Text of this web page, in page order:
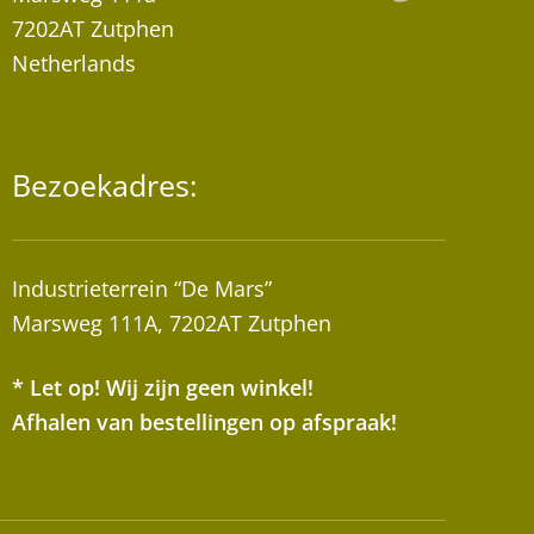
7202AT Zutphen
Netherlands
Bezoekadres:
Industrieterrein “De Mars”
Marsweg 111A, 7202AT Zutphen
* Let op! Wij zijn geen winkel!
Afhalen van bestellingen op afspraak!